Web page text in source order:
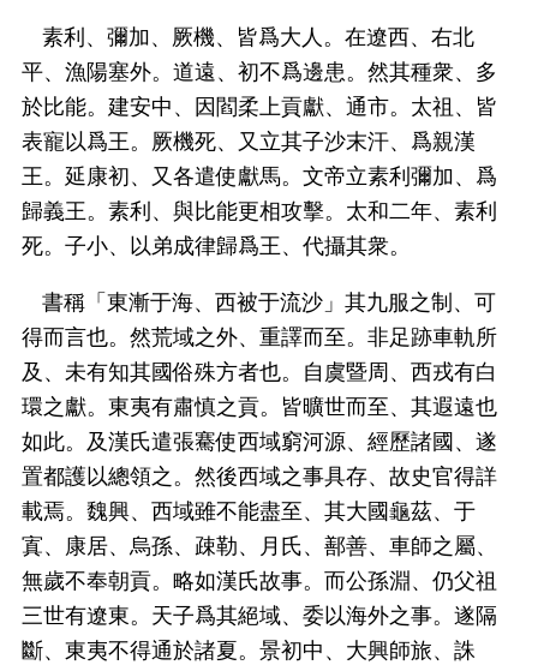
素利、彌加、厥機、皆爲大人。在遼西、右北
平、漁陽塞外。道遠、初不爲邊患。然其種衆、多
於比能。建安中、因閻柔上貢獻、通市。太祖、皆
表寵以爲王。厥機死、又立其子沙末汗、爲親漢
王。延康初、又各遣使獻馬。文帝立素利彌加、爲
歸義王。素利、與比能更相攻擊。太和二年、素利
死。子小、以弟成律歸爲王、代攝其衆。
書稱「東漸于海、西被于流沙」其九服之制、可
得而言也。然荒域之外、重譯而至。非足跡車軌所
及、未有知其國俗殊方者也。自虞暨周、西戎有白
環之獻。東夷有肅慎之貢。皆曠世而至、其遐遠也
如此。及漢氏遣張騫使西域窮河源、經歷諸國、遂
置都護以總領之。然後西域之事具存、故史官得詳
載焉。魏興、西域雖不能盡至、其大國龜茲、于
寘、康居、烏孫、疎勒、月氏、鄯善、車師之屬、
無歲不奉朝貢。略如漢氏故事。而公孫淵、仍父祖
三世有遼東。天子爲其絕域、委以海外之事。遂隔
斷、東夷不得通於諸夏。景初中、大興師旅、誅